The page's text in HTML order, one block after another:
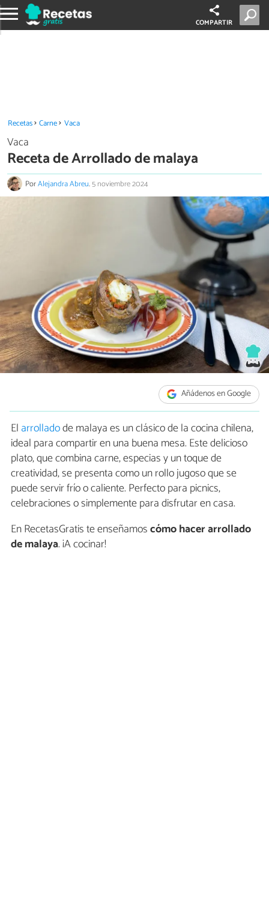
COMPARTIR
Recetas Carne Vaca
Vaca
Receta de Arrollado de malaya
PorAlejandra Abreu.5 noviembre 2024
Añádenos en Google
El arrolladode malaya es un clásico de la cocina chilena,
ideal para compartir en una buena mesa. Este delicioso
plato, que combina carne, especias y un toque de
creatividad, se presenta como un rollo jugoso que se
puede servir frío o caliente. Perfecto para picnics,
celebraciones o simplemente para disfrutar en casa.
En RecetasGratis te enseñamoscómo hacer arrollado
de malaya. ¡A cocinar!